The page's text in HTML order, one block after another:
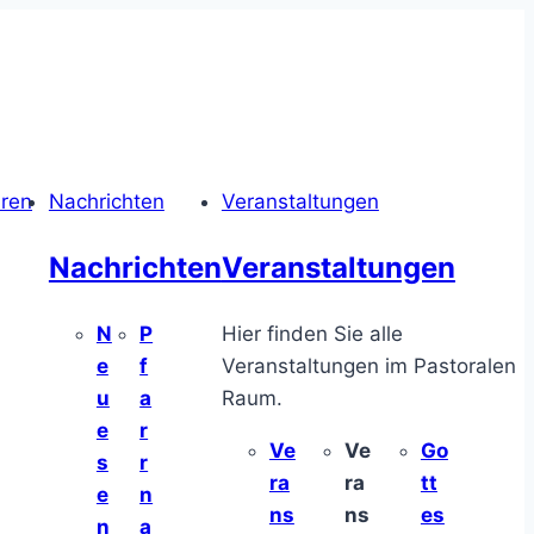
Nachrichten
Nachrichten
N
e
u
e
s
e
n
P
f
a
r
r
n
a
Veranstaltungen
Veranstaltungen
Hier finden Sie alle
Veranstaltungen im Pastoralen
Raum.
Ve
ra
ns
Ve
ra
ns
Go
tt
es